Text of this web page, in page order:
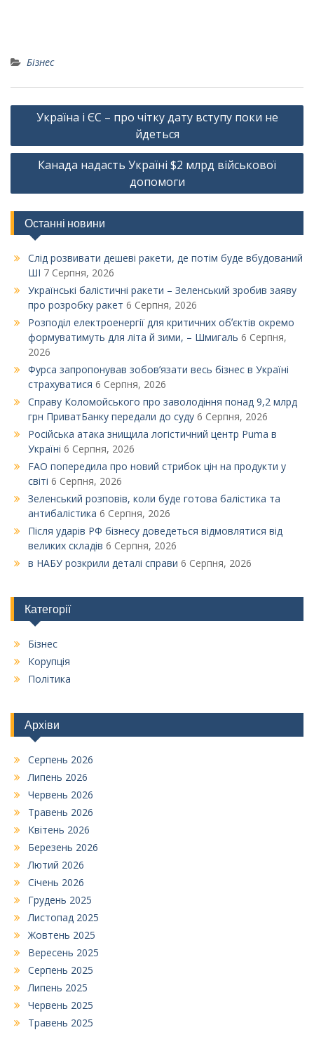
Бізнес
Навігація
записів
Україна і ЄС – про чітку дату вступу поки не
йдеться
Канада надасть Україні $2 млрд військової
допомоги
Останні новини
Слід розвивати дешеві ракети, де потім буде вбудований
ШІ 7 Серпня, 2026
Українські балістичні ракети – Зеленський зробив заяву
про розробку ракет 6 Серпня, 2026
Розподіл електроенергії для критичних обʼєктів окремо
формуватимуть для літа й зими, – Шмигаль 6 Серпня,
2026
Фурса запропонував зобов’язати весь бізнес в Україні
страхуватися 6 Серпня, 2026
Справу Коломойського про заволодіння понад 9,2 млрд
грн ПриватБанку передали до суду 6 Серпня, 2026
Російська атака знищила логістичний центр Puma в
Україні 6 Серпня, 2026
FAO попередила про новий стрибок цін на продукти у
світі 6 Серпня, 2026
Зеленський розповів, коли буде готова балістика та
антибалістика 6 Серпня, 2026
Після ударів РФ бізнесу доведеться відмовлятися від
великих складів 6 Серпня, 2026
в НАБУ розкрили деталі справи 6 Серпня, 2026
Категорії
Бізнес
Корупція
Політика
Архіви
Серпень 2026
Липень 2026
Червень 2026
Травень 2026
Квітень 2026
Березень 2026
Лютий 2026
Січень 2026
Грудень 2025
Листопад 2025
Жовтень 2025
Вересень 2025
Серпень 2025
Липень 2025
Червень 2025
Травень 2025